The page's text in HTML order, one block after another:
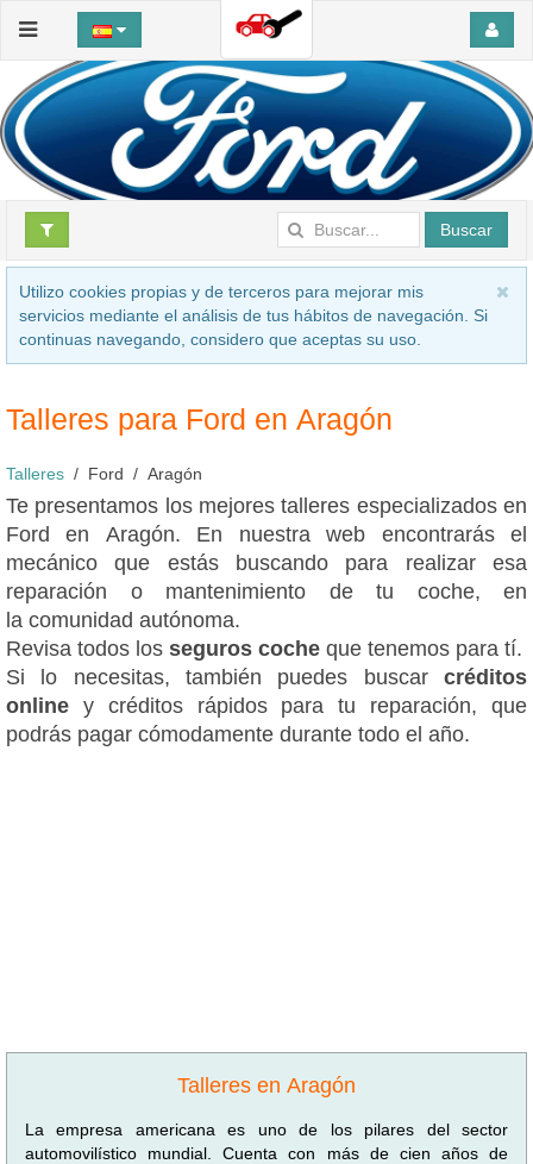
Buscar
Utilizo cookies propias y de terceros para mejorar mis
servicios mediante el análisis de tus hábitos de navegación. Si
continuas navegando, considero que aceptas su uso.
Talleres para Ford en Aragón
Talleres Ford Aragón
Te presentamos los mejores talleres especializados en
Ford en Aragón. En nuestra web encontrarás el
mecánico que estás buscando para realizar esa
reparación o mantenimiento de tu coche, en
la comunidad autónoma.
Revisa todos los seguros coche que tenemos para tí.
Si lo necesitas, también puedes buscar créditos
online y créditos rápidos para tu reparación, que
podrás pagar cómodamente durante todo el año.
Talleres en Aragón
La empresa americana es uno de los pilares del sector
automovilístico mundial. Cuenta con más de cien años de